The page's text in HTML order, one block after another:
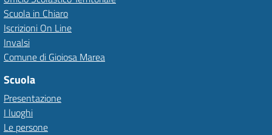
Scuola in Chiaro
Iscrizioni On Line
Invalsi
Comune di Gioiosa Marea
Scuola
Presentazione
I luoghi
Le persone